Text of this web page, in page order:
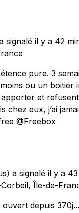
signalé il y a 42
pure. 3
moins ou un boitier
et
chez eux, j’ai
@Freebox
a signalé il y a
Île-de-
ouvert depuis